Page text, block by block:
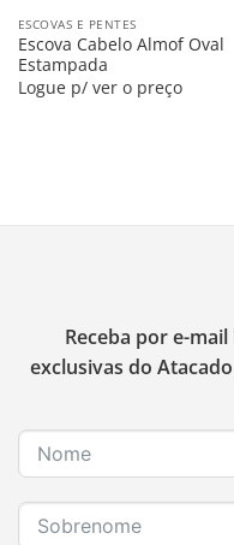
ESCOVAS E PENTES
Escova Cabelo Almof Oval
Estampada
Logue p/ ver o preço
Receba por e-
exclusivas do